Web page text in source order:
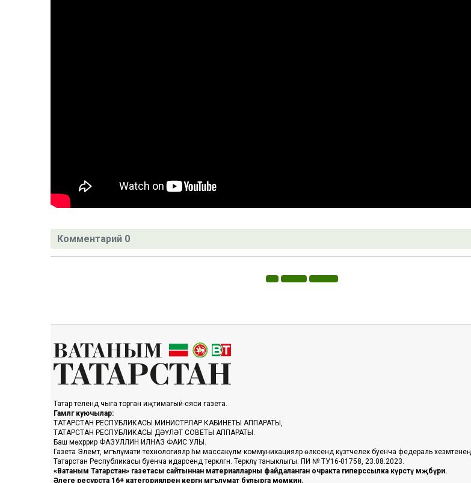
Комментарий 0
Татар телендә чыга торган иҗтимагый-сәяси газета.
Гамәлгә куючылар:
ТАТАРСТАН РЕСПУБЛИКАСЫ МИНИСТРЛАР КАБИНЕТЫ АППАРАТЫ,
ТАТАРСТАН РЕСПУБЛИКАСЫ ДӘҮЛӘТ СОВЕТЫ АППАРАТЫ.
Баш мөхәррир ФАЗУЛЛИН ИЛНАЗ ФАИС УЛЫ.
Газета Элемтә, мәгълүмати технологияләр һәм массакүләм коммуникацияләр өлкәсендә күзәтчелек буенча федераль хезмәтенең
Татарстан Республикасы буенча идарәсендә теркәлгән. Теркәлү таныклыгы: ПИ № ТУ16-01758, 23.08.2023.
«Ватаным Татарстан» газетасы сайтыннан материалларны файдаланган очракта гиперссылка күрсәтү мәҗбүри.
Әлеге ресурста 16+ категорияләренә кергән мәгълүмат булырга мөмкин.